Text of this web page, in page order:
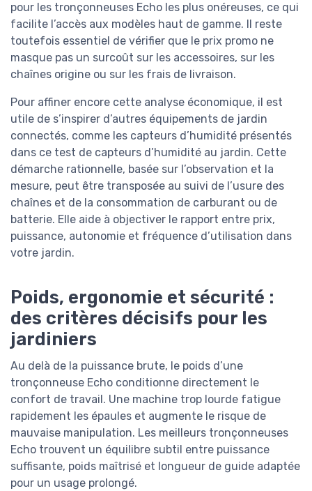
pour les tronçonneuses Echo les plus onéreuses, ce qui
facilite l’accès aux modèles haut de gamme. Il reste
toutefois essentiel de vérifier que le prix promo ne
masque pas un surcoût sur les accessoires, sur les
chaînes origine ou sur les frais de livraison.
Pour affiner encore cette analyse économique, il est
utile de s’inspirer d’autres équipements de jardin
connectés, comme les capteurs d’humidité présentés
dans ce test de capteurs d’humidité au jardin. Cette
démarche rationnelle, basée sur l’observation et la
mesure, peut être transposée au suivi de l’usure des
chaînes et de la consommation de carburant ou de
batterie. Elle aide à objectiver le rapport entre prix,
puissance, autonomie et fréquence d’utilisation dans
votre jardin.
Poids, ergonomie et sécurité :
des critères décisifs pour les
jardiniers
Au delà de la puissance brute, le poids d’une
tronçonneuse Echo conditionne directement le
confort de travail. Une machine trop lourde fatigue
rapidement les épaules et augmente le risque de
mauvaise manipulation. Les meilleurs tronçonneuses
Echo trouvent un équilibre subtil entre puissance
suffisante, poids maîtrisé et longueur de guide adaptée
pour un usage prolongé.